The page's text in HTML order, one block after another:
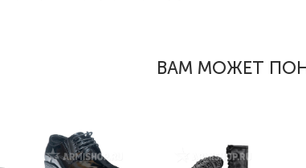
ВАМ МОЖЕТ